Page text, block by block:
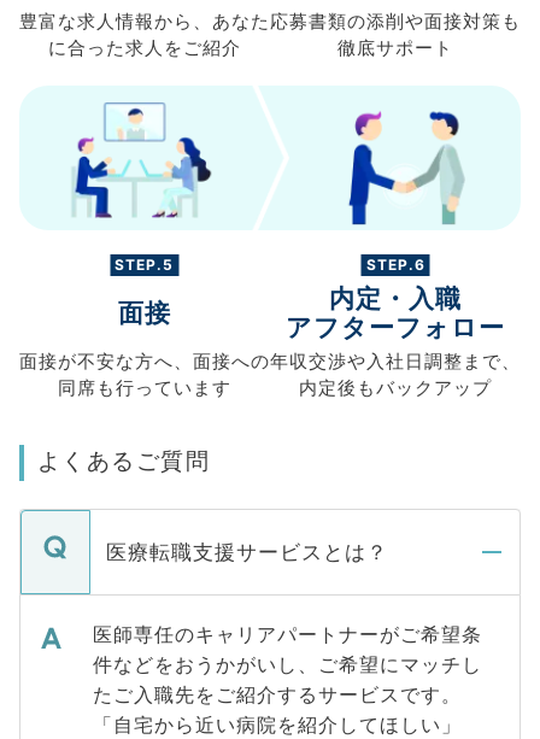
豊富な求人情報から、 あなた
に合った求人を ご紹介
応募書類の添削や面接対策も
徹底サポート
STEP.5
面接
面接が不安な方へ、 面接への
同席も行っています
STEP.6
内定・入職
アフターフォロー
年収交渉や入社日調整まで、
内定後もバックアップ
よくあるご質問
医療転職支援サービスとは？
医師専任のキャリアパートナーがご希望条
件などをおうかがいし、ご希望にマッチし
たご入職先をご紹介するサービスです。
「自宅から近い病院を紹介してほしい」